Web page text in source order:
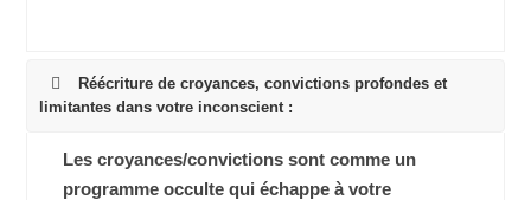
Réécriture de croyances, convictions profondes et
limitantes dans votre inconscient :
Les croyances/convictions sont comme un
programme occulte qui échappe à votre